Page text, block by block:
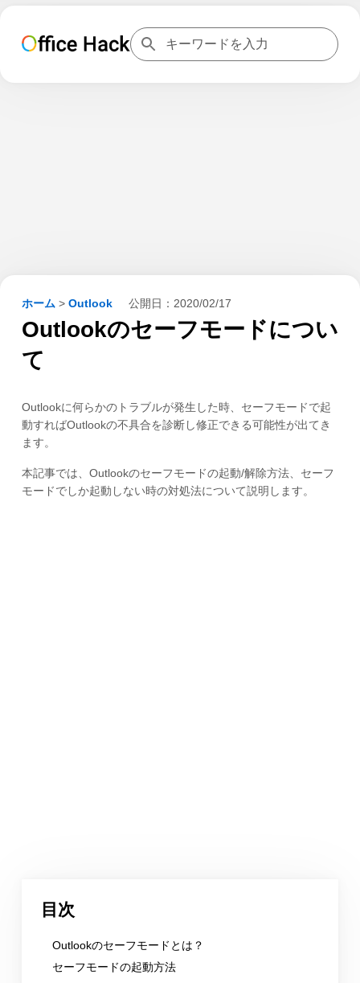
ホーム > Outlook 公開日： 2020/02/17
Outlookのセーフモードについ
て
Outlookに何らかのトラブルが発生した時、セーフモードで起
動すればOutlookの不具合を診断し修正できる可能性が出てき
ます。
本記事では、Outlookのセーフモードの起動/解除方法、セーフ
モードでしか起動しない時の対処法について説明します。
目次
Outlookのセーフモードとは？
セーフモードの起動方法